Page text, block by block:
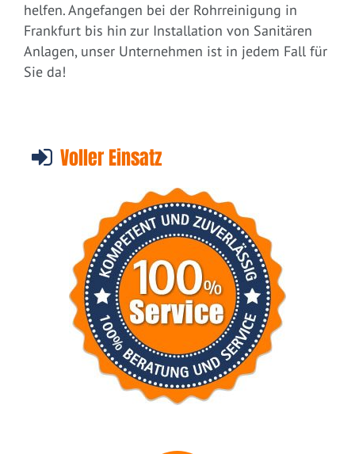
helfen. Angefangen bei der Rohrreinigung in
Frankfurt bis hin zur Installation von Sanitären
Anlagen, unser Unternehmen ist in jedem Fall für
Sie da!
Voller Einsatz